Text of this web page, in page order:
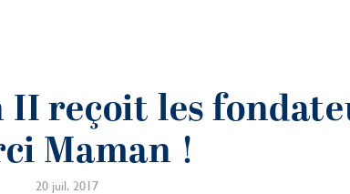
reçoit les
Maman !
20 juil. 2017